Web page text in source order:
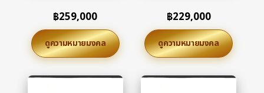
฿259,000
ดูความหมายมงคล
฿229,000
ดูความหมายมงคล